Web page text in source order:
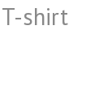
shirt